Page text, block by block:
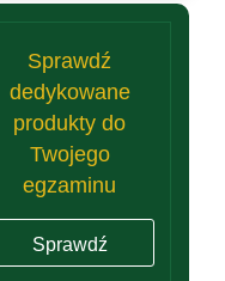
Sprawdź
dedykowane
produkty do
Twojego
egzaminu
Sprawdź